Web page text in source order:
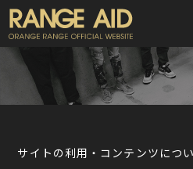
サイトの利用・コンテンツにつ